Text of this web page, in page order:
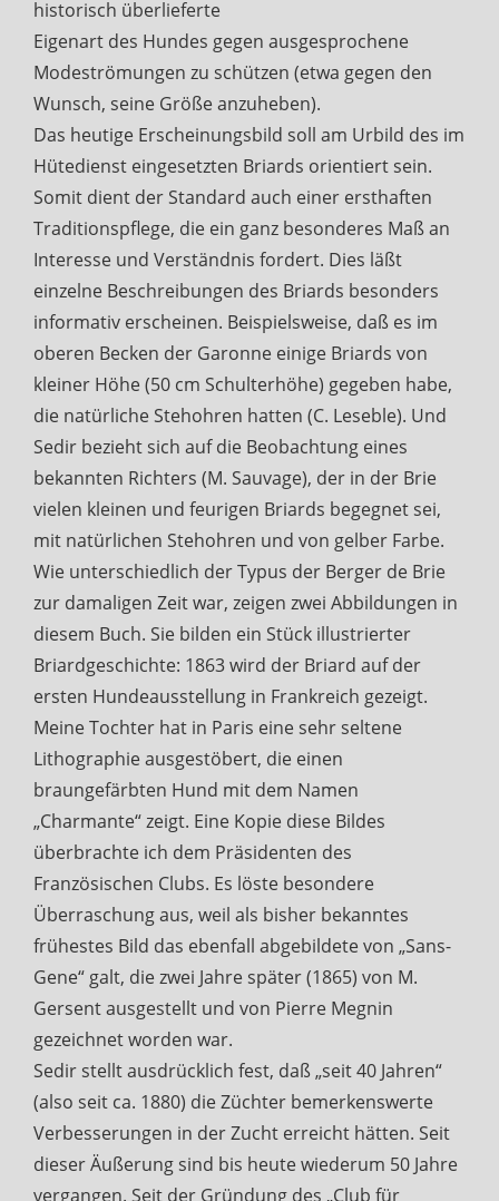
historisch überlieferte
Eigenart des Hundes gegen ausgesprochene
Modeströmungen zu schützen (etwa gegen den
Wunsch, seine Größe anzuheben).
Das heutige Erscheinungsbild soll am Urbild des im
Hütedienst eingesetzten Briards orientiert sein.
Somit dient der Standard auch einer ersthaften
Traditionspflege, die ein ganz besonderes Maß an
Interesse und Verständnis fordert. Dies läßt
einzelne Beschreibungen des Briards besonders
informativ erscheinen. Beispielsweise, daß es im
oberen Becken der Garonne einige Briards von
kleiner Höhe (50 cm Schulterhöhe) gegeben habe,
die natürliche Stehohren hatten (C. Leseble). Und
Sedir bezieht sich auf die Beobachtung eines
bekannten Richters (M. Sauvage), der in der Brie
vielen kleinen und feurigen Briards begegnet sei,
mit natürlichen Stehohren und von gelber Farbe.
Wie unterschiedlich der Typus der Berger de Brie
zur damaligen Zeit war, zeigen zwei Abbildungen in
diesem Buch. Sie bilden ein Stück illustrierter
Briardgeschichte: 1863 wird der Briard auf der
ersten Hundeausstellung in Frankreich gezeigt.
Meine Tochter hat in Paris eine sehr seltene
Lithographie ausgestöbert, die einen
braungefärbten Hund mit dem Namen
„Charmante“ zeigt. Eine Kopie diese Bildes
überbrachte ich dem Präsidenten des
Französischen Clubs. Es löste besondere
Überraschung aus, weil als bisher bekanntes
frühestes Bild das ebenfall abgebildete von „Sans-
Gene“ galt, die zwei Jahre später (1865) von M.
Gersent ausgestellt und von Pierre Megnin
gezeichnet worden war.
Sedir stellt ausdrücklich fest, daß „seit 40 Jahren“
(also seit ca. 1880) die Züchter bemerkenswerte
Verbesserungen in der Zucht erreicht hätten. Seit
dieser Äußerung sind bis heute wiederum 50 Jahre
vergangen. Seit der Gründung des „Club für